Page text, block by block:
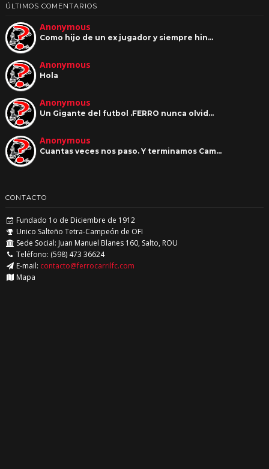
ÚLTIMOS COMENTARIOS
Anonymous
Como hijo de un ex jugador y siempre hin…
Anonymous
Hola
Anonymous
Un Gigante del futbol .FERRO nunca olvid…
Anonymous
Cuantas veces nos paso. Y terminamos Cam…
CONTACTO
Fundado 1o de Diciembre de 1912
Unico Salteño Tetra-Campeón de OFI
Sede Social: Juan Manuel Blanes 160, Salto, ROU
Teléfono: (598) 473 36624
E-mail: contacto@ferrocarrilfc.com
Mapa